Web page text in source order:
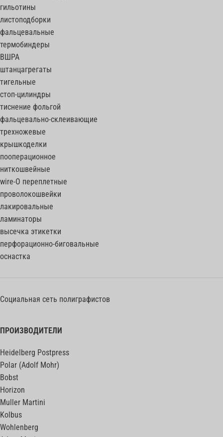
гильотины
листоподборки
фальцевальные
термобиндеры
ВШРА
штанцагрегаты
тигельные
стоп-цилиндры
тиснение фольгой
фальцевально-склеивающие
трехножевые
крышкоделки
пооперационное
ниткошвейные
wire-O переплетные
проволокошвейки
лакировальные
ламинаторы
высечка этикетки
перфорационно-биговальные
оснастка
Социальная сеть полиграфистов
ПРОИЗВОДИТЕЛИ
Heidelberg Postpress
Polar (Adolf Mohr)
Bobst
Horizon
Muller Martini
Kolbus
Wohlenberg